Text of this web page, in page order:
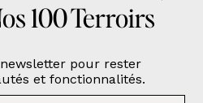
100 Terroirs
pour rester
et fonctionnalités.